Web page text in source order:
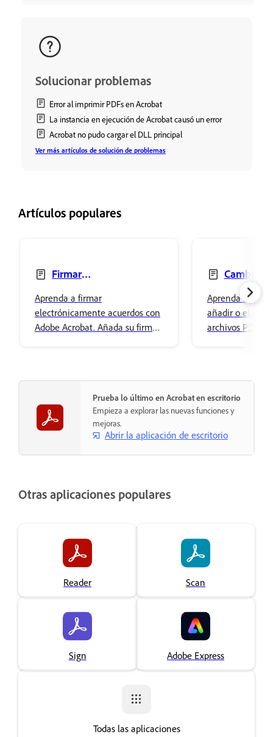
Solucionar problemas
Error al imprimir PDFs en Acrobat
La instancia en ejecución de Acrobat causó un error
Acrobat no pudo cargar el DLL principal
Ver más artículos de solución de problemas
Artículos populares
Firmar
Aprenda a firmar
electrónicamente acuerdos con
Adobe Acrobat. Añada su firma
Cambiar,
eliminar texto
Aprenda a
añadir o
archivos PDF
Prueba lo último en Acrobat en escritorio
Empieza a explorar las nuevas funciones y
mejoras.
Abrir la aplicación de escritorio
Otras aplicaciones populares
Reader Scan
Sign Adobe Express
Todas las aplicaciones